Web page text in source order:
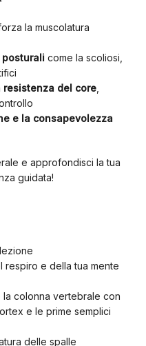
la muscolatura
come la scoliosi,
del core,
e la consapevolezza
e approfondisci la tua
guidata!
respiro e della tua mente
la colonna vertebrale con
e le prime semplici
delle spalle